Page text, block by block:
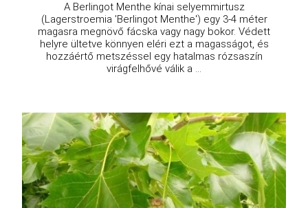
A Berlingot Menthe kínai selyemmirtusz
(Lagerstroemia 'Berlingot Menthe') egy 3-4 méter
magasra megnövő fácska vagy nagy bokor. Védett
helyre ültetve könnyen eléri ezt a magasságot, és
hozzáértő metszéssel egy hatalmas rózsaszín
virágfelhővé válik a ...